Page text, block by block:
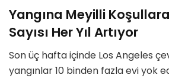
Yangına Meyilli
Sayısı Her Yıl Artıyor
Son üç hafta içinde Los Angeles
yangınlar 10 binden fazla evi yok